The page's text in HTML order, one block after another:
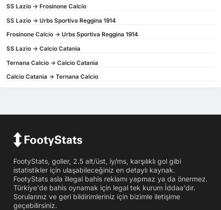
SS Lazio -> Frosinone Calcio
SS Lazio -> Urbs Sportiva Reggina 1914
Frosinone Calcio -> Urbs Sportiva Reggina 1914
SS Lazio -> Calcio Catania
Ternana Calcio -> Calcio Catania
Calcio Catania -> Ternana Calcio
FootyStats, goller, 2.5 alt/üst, iy/ms, karşılıklı gol gibi
istatistikler için ulaşabileceğiniz en detaylı kaynak.
FootyStats asla illegal bahis reklamı yapmaz ya da önermez.
Türkiye'de bahis oynamak için legal tek kurum İddaa'dır.
Sorularınız ve geri bildirimleriniz için bizimle iletişime
geçebilirsiniz.